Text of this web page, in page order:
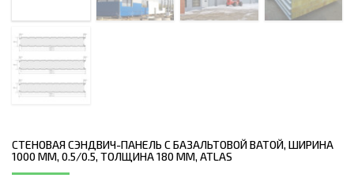
СТЕНОВАЯ СЭНДВИЧ-ПАНЕЛЬ С БАЗАЛЬТОВОЙ ВАТОЙ, ШИРИНА
1000 ММ, 0.5/0.5, ТОЛЩИНА 180 ММ, ATLAS